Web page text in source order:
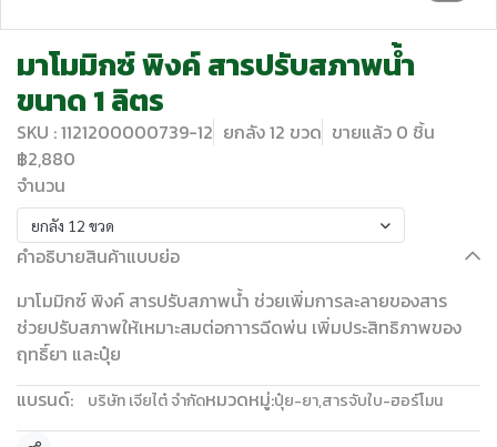
มาโมมิกซ์ พิงค์ สารปรับสภาพน้ำ
ขนาด 1 ลิตร
SKU : 1121200000739-12 ยกลัง 12 ขวด ขายแล้ว 0 ชิ้น
฿2,880
จำนวน
ยกลัง 12 ขวด
คำอธิบายสินค้าแบบย่อ
มาโมมิกซ์ พิงค์ สารปรับสภาพน้ำ ช่วยเพิ่มการละลายของสาร
ช่วยปรับสภาพให้เหมาะสมต่อกาารฉีดพ่น เพิ่มประสิทธิภาพของ
ฤทธิ์ยา และปุ๋ย
แบรนด์:
บริษัท เจียไต๋ จำกัดหมวดหมู่:ปุ๋ย-ยา,สารจับใบ-ฮอร์โมน